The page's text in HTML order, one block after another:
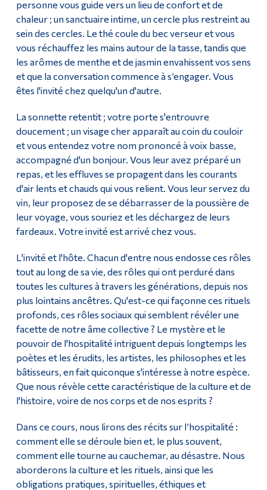
personne vous guide vers un lieu de confort et de
chaleur ; un sanctuaire intime, un cercle plus restreint au
sein des cercles. Le thé coule du bec verseur et vous
vous réchauffez les mains autour de la tasse, tandis que
les arômes de menthe et de jasmin envahissent vos sens
et que la conversation commence à s’engager. Vous
êtes l'invité chez quelqu'un d'autre.
La sonnette retentit ; votre porte s'entrouvre
doucement ; un visage cher apparaît au coin du couloir
et vous entendez votre nom prononcé à voix basse,
accompagné d'un bonjour. Vous leur avez préparé un
repas, et les effluves se propagent dans les courants
d'air lents et chauds qui vous relient. Vous leur servez du
vin, leur proposez de se débarrasser de la poussière de
leur voyage, vous souriez et les déchargez de leurs
fardeaux. Votre invité est arrivé chez vous.
L'invité et l'hôte. Chacun d'entre nous endosse ces rôles
tout au long de sa vie, des rôles qui ont perduré dans
toutes les cultures à travers les générations, depuis nos
plus lointains ancêtres. Qu'est-ce qui façonne ces rituels
profonds, ces rôles sociaux qui semblent révéler une
facette de notre âme collective ? Le mystère et le
pouvoir de l'hospitalité intriguent depuis longtemps les
poètes et les érudits, les artistes, les philosophes et les
bâtisseurs, en fait quiconque s'intéresse à notre espèce.
Que nous révèle cette caractéristique de la culture et de
l'histoire, voire de nos corps et de nos esprits ?
Dans ce cours, nous lirons des récits sur l’hospitalité :
comment elle se déroule bien et, le plus souvent,
comment elle tourne au cauchemar, au désastre. Nous
aborderons la culture et les rituels, ainsi que les
obligations pratiques, spirituelles, éthiques et